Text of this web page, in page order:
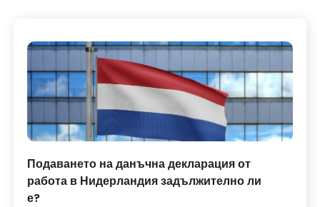
Подаването на данъчна декларация от
работа в Нидерландия задължително ли
е?